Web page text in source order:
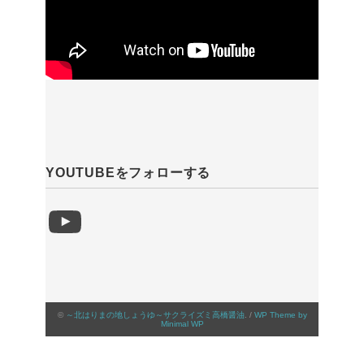
YOUTUBEをフォローする
YouTube
© ～北はりまの地しょうゆ～サクライズミ高橋醤油 . / WP Theme by
Minimal WP